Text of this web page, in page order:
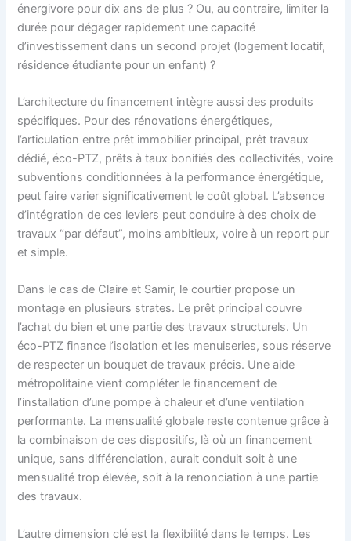
énergivore pour dix ans de plus ? Ou, au contraire, limiter la
durée pour dégager rapidement une capacité
d’investissement dans un second projet (logement locatif,
résidence étudiante pour un enfant) ?
L’architecture du financement intègre aussi des produits
spécifiques. Pour des rénovations énergétiques,
l’articulation entre prêt immobilier principal, prêt travaux
dédié, éco-PTZ, prêts à taux bonifiés des collectivités, voire
subventions conditionnées à la performance énergétique,
peut faire varier significativement le coût global. L’absence
d’intégration de ces leviers peut conduire à des choix de
travaux “par défaut”, moins ambitieux, voire à un report pur
et simple.
Dans le cas de Claire et Samir, le courtier propose un
montage en plusieurs strates. Le prêt principal couvre
l’achat du bien et une partie des travaux structurels. Un
éco-PTZ finance l’isolation et les menuiseries, sous réserve
de respecter un bouquet de travaux précis. Une aide
métropolitaine vient compléter le financement de
l’installation d’une pompe à chaleur et d’une ventilation
performante. La mensualité globale reste contenue grâce à
la combinaison de ces dispositifs, là où un financement
unique, sans différenciation, aurait conduit soit à une
mensualité trop élevée, soit à la renonciation à une partie
des travaux.
L’autre dimension clé est la flexibilité dans le temps. Les